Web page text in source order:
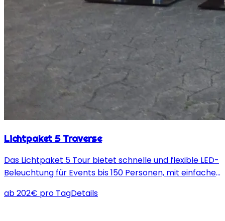
Lichtpaket 5 Traverse
Das Lichtpaket 5 Tour bietet schnelle und flexible LED-
Beleuchtung für Events bis 150 Personen, mit einfacher
ab202€ pro TagDetails